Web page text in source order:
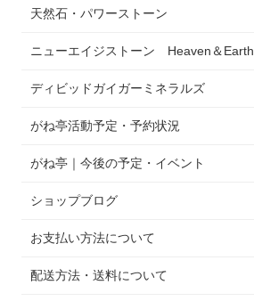
天然石・パワーストーン
ニューエイジストーン Heaven＆Earth
ディビッドガイガーミネラルズ
がね亭活動予定・予約状況
がね亭｜今後の予定・イベント
ショップブログ
お支払い方法について
配送方法・送料について